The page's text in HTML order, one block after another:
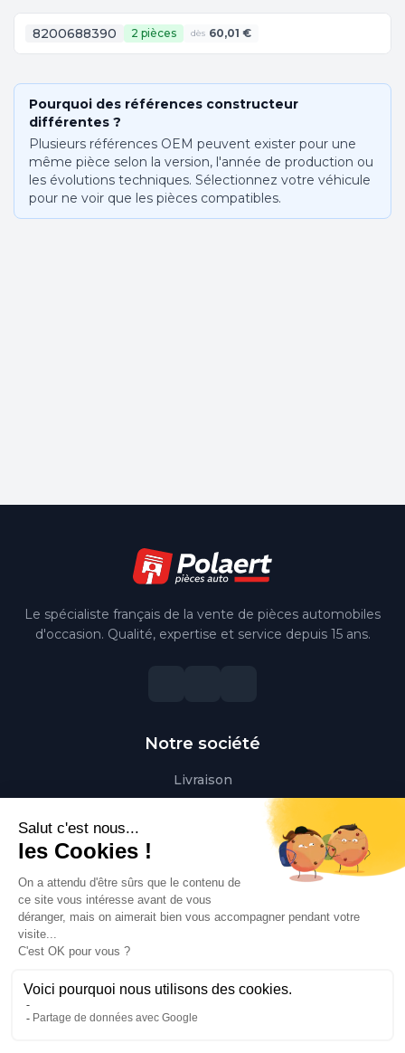
8200688390 2 pièces dès 60,01 €
Pourquoi des références constructeur
différentes ?
Plusieurs références OEM peuvent exister pour une
même pièce selon la version, l'année de production ou
les évolutions techniques. Sélectionnez votre véhicule
pour ne voir que les pièces compatibles.
Le spécialiste français de la vente de pièces automobiles
d'occasion. Qualité, expertise et service depuis 15 ans.
Notre société
Livraison
Conditions générales de vente
Qui sommes-nous ?
Besoin d'aide ?
Contact